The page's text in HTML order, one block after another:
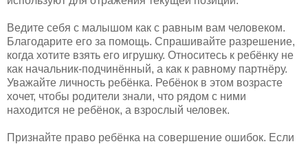
Ведите себя с малышом как с равным вам человеком.
Благодарите его за помощь. Спрашивайте разрешение,
когда хотите взять его игрушку. Относитесь к ребёнку не
как начальник-подчинённый, а как к равному партнёру.
Уважайте личность ребёнка. Ребёнок в этом возрасте
хочет, чтобы родители знали, что рядом с ними
находится не ребёнок, а взрослый человек.
Признайте право ребёнка на совершение ошибок. Если